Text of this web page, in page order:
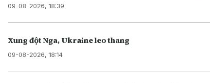
09-08-2026, 18:39
Xung đột Nga, Ukraine leo thang
09-08-2026, 18:14